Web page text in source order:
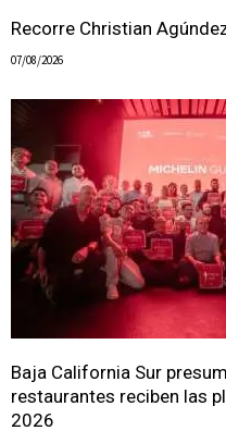
Recorre Christian
07/08/2026
Baja California Sur
restaurantes reciben las
2026